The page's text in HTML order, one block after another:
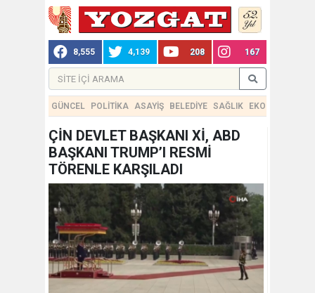
8,555 4,139 208 167
GÜNCEL POLİTİKA ASAYİŞ BELEDİYE SAĞLIK EKONOMİ
ÇİN DEVLET BAŞKANI Xİ, ABD
BAŞKANI TRUMP’I RESMİ
TÖRENLE KARŞILADI